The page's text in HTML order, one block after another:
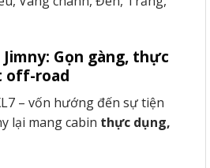
Gọn gàng, thực
off-road
– vốn hướng đến sự tiện
lại mang cabin thực dụng,